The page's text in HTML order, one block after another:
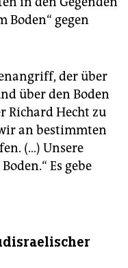
Boden“ gegen
der über
über den Boden
Richard Hecht zu
an bestimmten
(…) Unsere
Es gebe